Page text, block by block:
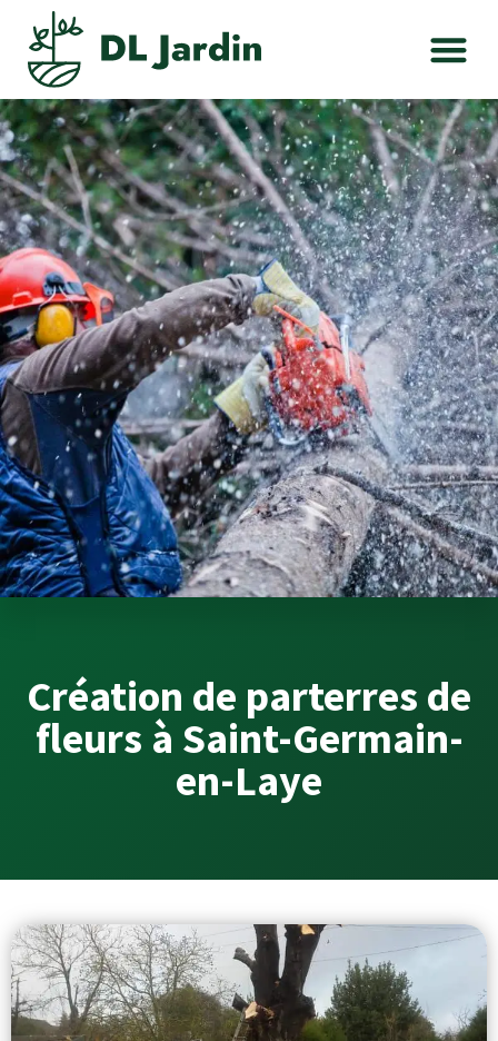
Création de parterres de
fleurs à Saint-Germain-
en-Laye